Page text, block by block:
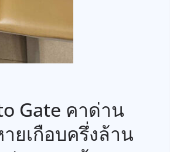
Gate คาด่าน
ยเกือบครึ่งล้าน